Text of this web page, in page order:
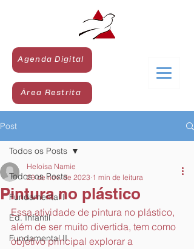
Agenda Digital
Área Restrita
Post
Todos os Posts
Fundamental I
Ed. Infantil
Fundamental II
Todos os Posts
Pintura no plástico
Heloisa Namie
29 de nov. de 2023 1 min de leitura
Essa atividade de pintura no plástico,
além de ser muito divertida, tem como
objetivo principal explorar a